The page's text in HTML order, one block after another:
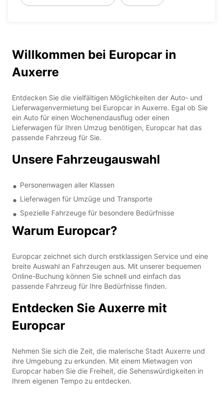
Willkommen bei Europcar in
Auxerre
Entdecken Sie die vielfältigen Möglichkeiten der Auto- und
Lieferwagenvermietung bei Europcar in Auxerre. Egal ob Sie
ein Auto für einen Wochenendausflug oder einen
Lieferwagen für Ihren Umzug benötigen, Europcar hat das
passende Fahrzeug für Sie.
Unsere Fahrzeugauswahl
Personenwagen aller Klassen
Lieferwagen für Umzüge und Transporte
Spezielle Fahrzeuge für besondere Bedürfnisse
Warum Europcar?
Europcar zeichnet sich durch erstklassigen Service und eine
breite Auswahl an Fahrzeugen aus. Mit unserer bequemen
Online-Buchung können Sie schnell und einfach das
passende Fahrzeug für Ihre Bedürfnisse finden.
Entdecken Sie Auxerre mit
Europcar
Nehmen Sie sich die Zeit, die malerische Stadt Auxerre und
ihre Umgebung zu erkunden. Mit einem Mietwagen von
Europcar haben Sie die Freiheit, die Sehenswürdigkeiten in
Ihrem eigenen Tempo zu entdecken.